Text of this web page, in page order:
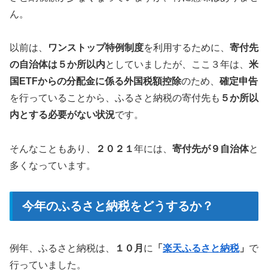
ん。
以前は、 ワンストップ特例制度を利用するために、 寄付先
の自治体は５か所以内としていましたが、ここ３年は、 米
国ETFからの分配金に係る外国税額控除のため、 確定申告
を行っていることから、ふるさと納税の寄付先も ５か所以
内とする必要がない状況です。
そんなこともあり、 ２０２１年には、 寄付先が９自治体と
多くなっています。
今年のふるさと納税をどうするか？
例年、ふるさと納税は、 １０月 に 「 楽天ふるさと納税」 で
行っていました。